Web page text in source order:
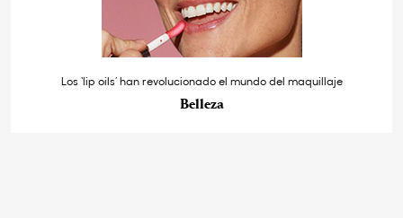
Los ‘lip oils’ han revolucionado el mundo del maquillaje
Belleza